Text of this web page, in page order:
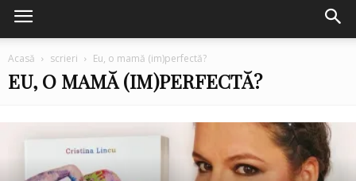
Acasă scrieri Eu, o mamă (im)perfectă?
EU, O MAMĂ (IM)PERFECTĂ?